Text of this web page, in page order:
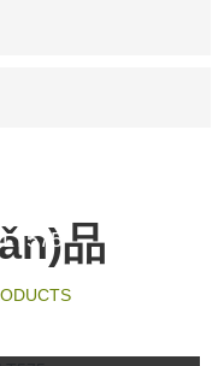
品
LT575